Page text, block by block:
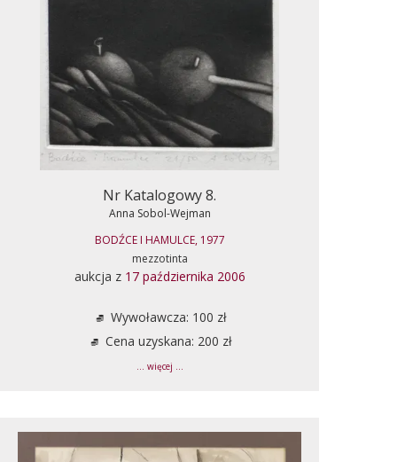
Nr Katalogowy 8.
Anna Sobol-Wejman
BODŹCE I HAMULCE, 1977
mezzotinta
aukcja z 17 października 2006
Wywoławcza: 100 zł
Cena uzyskana: 200 zł
... więcej ...